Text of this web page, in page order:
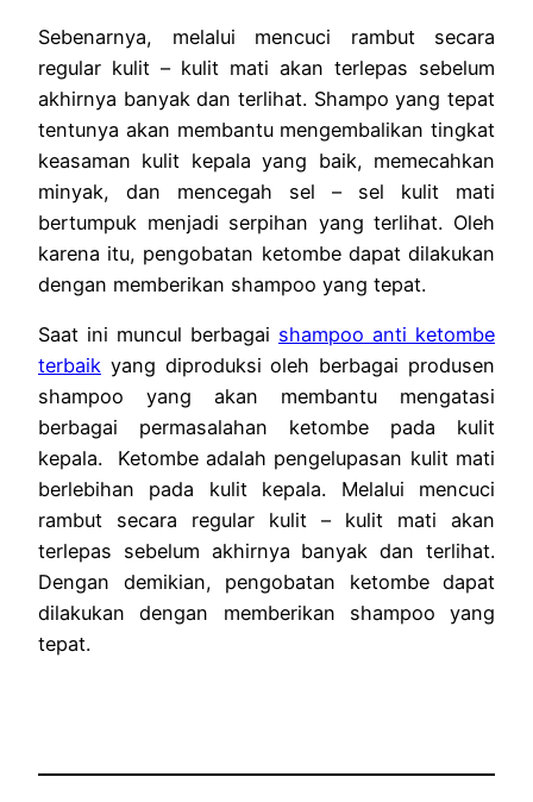
Sebenarnya, melalui mencuci rambut secara
regular kulit – kulit mati akan terlepas sebelum
akhirnya banyak dan terlihat. Shampo yang tepat
tentunya akan membantu mengembalikan tingkat
keasaman kulit kepala yang baik, memecahkan
minyak, dan mencegah sel – sel kulit mati
bertumpuk menjadi serpihan yang terlihat. Oleh
karena itu, pengobatan ketombe dapat dilakukan
dengan memberikan shampoo yang tepat.
Saat ini muncul berbagai shampoo anti ketombe
terbaik yang diproduksi oleh berbagai produsen
shampoo yang akan membantu mengatasi
berbagai permasalahan ketombe pada kulit
kepala. Ketombe adalah pengelupasan kulit mati
berlebihan pada kulit kepala. Melalui mencuci
rambut secara regular kulit – kulit mati akan
terlepas sebelum akhirnya banyak dan terlihat.
Dengan demikian, pengobatan ketombe dapat
dilakukan dengan memberikan shampoo yang
tepat.